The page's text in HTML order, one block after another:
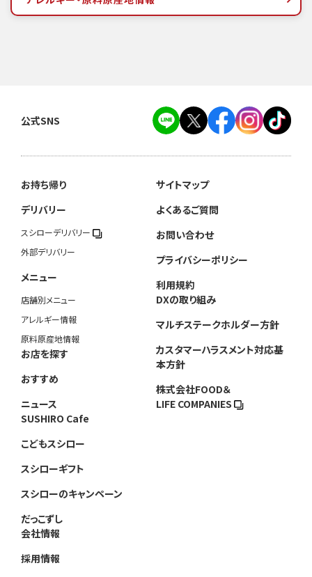
公式SNS
お持ち帰り
デリバリー
スシローデリバリー
外部デリバリー
メニュー
店舗別メニュー
アレルギー情報
原料原産地情報
お店を探す
おすすめ
ニュース
SUSHIRO Cafe
こどもスシロー
スシローギフト
スシローのキャンペーン
だっこずし
会社情報
採用情報
サイトマップ
よくあるご質問
お問い合わせ
プライバシーポリシー
利用規約
DXの取り組み
マルチステークホルダー方針
カスタマーハラスメント対応基
本方針
株式会社FOOD＆
LIFE COMPANIES